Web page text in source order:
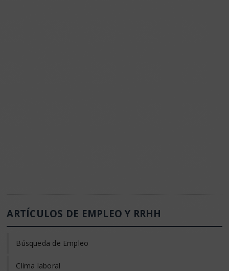
ARTÍCULOS DE EMPLEO Y RRHH
Búsqueda de Empleo
Clima laboral